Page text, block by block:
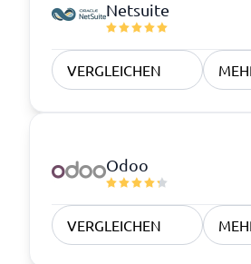
Netsuite
VERGLEICHEN
Odoo
VERGLEICHEN